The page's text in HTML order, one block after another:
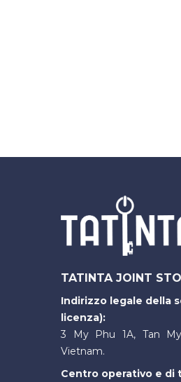
TATINTA JOINT
Indirizzo legale della
licenza):
3 My Phu 1A, Tan
Vietnam.
Centro operativo e di